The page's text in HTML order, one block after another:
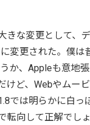
きな変更として、
変更された。僕は
か、Appleも意地
けど、Webやムー
では明らかに白っ
転向して正解でしょ